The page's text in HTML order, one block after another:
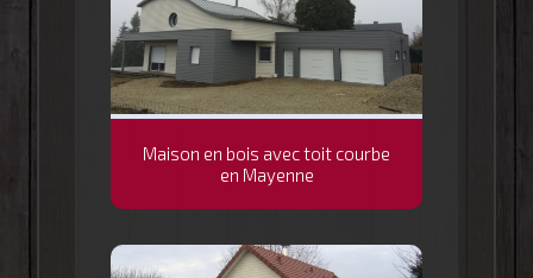
Maison en bois avec toit courbe
en Mayenne